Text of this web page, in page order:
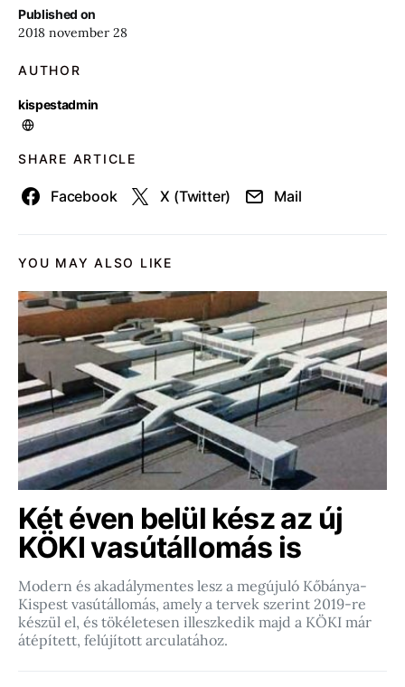
Published on
2018 november 28
AUTHOR
kispestadmin
SHARE ARTICLE
Facebook X (Twitter) Mail
YOU MAY ALSO LIKE
Két éven belül kész az új
KÖKI vasútállomás is
Modern és akadálymentes lesz a megújuló Kőbánya-
Kispest vasútállomás, amely a tervek szerint 2019-re
készül el, és tökéletesen illeszkedik majd a KÖKI már
átépített, felújított arculatához.